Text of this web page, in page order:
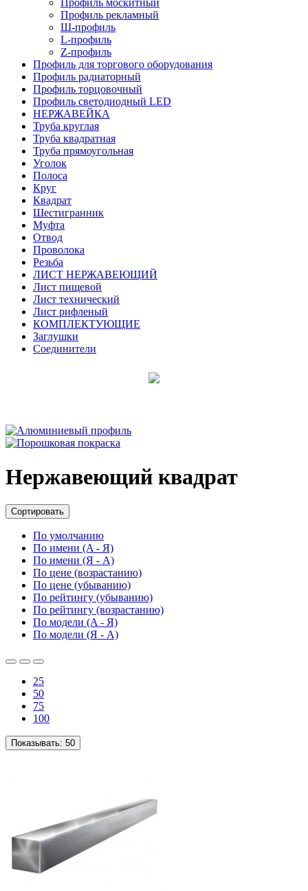
Профиль москитный
Профиль рекламный
Ш-профиль
L-профиль
Z-профиль
Профиль для торгового оборудования
Профиль радиаторный
Профиль торцовочный
Профиль светодиодный LED
НЕРЖАВЕЙКА
Труба круглая
Труба квадратная
Труба прямоугольная
Уголок
Полоса
Круг
Квадрат
Шестигранник
Муфта
Отвод
Проволока
Резьба
ЛИСТ НЕРЖАВЕЮЩИЙ
Лист пищевой
Лист технический
Лист рифленый
КОМПЛЕКТУЮЩИЕ
Заглушки
Соединители
Нержавеющий квадрат
Сортировать
По умолчанию
По имени (A - Я)
По имени (Я - A)
По цене (возрастанию)
По цене (убыванию)
По рейтингу (убыванию)
По рейтингу (возрастанию)
По модели (A - Я)
По модели (Я - A)
25
50
75
100
Показывать: 50